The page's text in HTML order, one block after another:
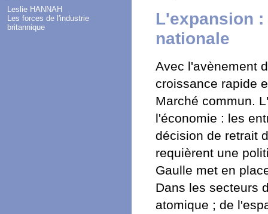
Leslie HANNAH
Les forces de l'industrie
britannique
L'expansion
nationale
Avec l'avènement
croissance rapide
Marché commun.
l'économie : les
décision de retrait
requièrent une
Gaulle met en
Dans les secteurs
atomique ; de